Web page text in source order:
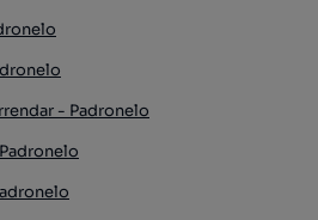
- Padronelo